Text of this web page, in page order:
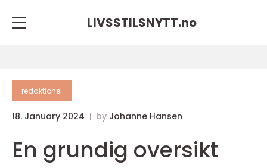
LIVSSTILSNYTT.no
redaktionel
18. January 2024 by Johanne Hansen
En grundig oversikt